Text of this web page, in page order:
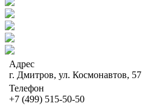
Адрес
г. Дмитров, ул. Космонавтов, 57
Телефон
+7 (499) 515-50-50